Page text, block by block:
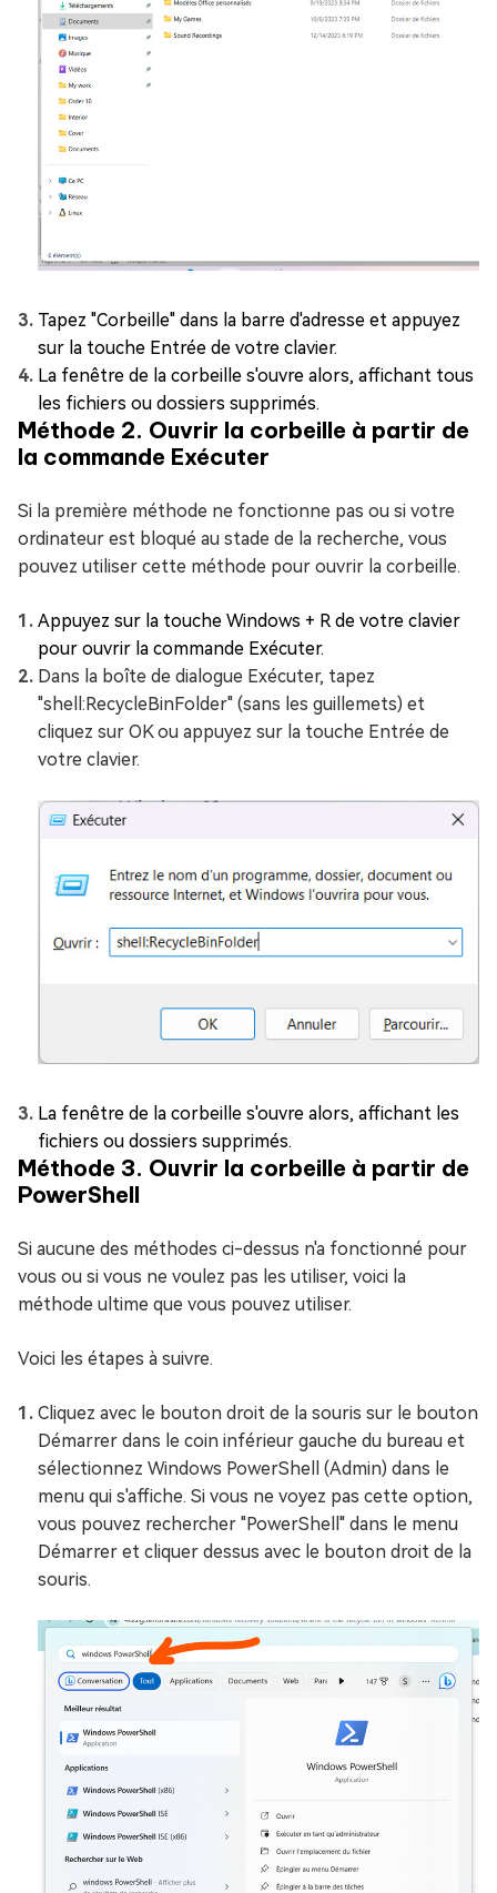
Tapez "Corbeille" dans la barre d'adresse et appuyez
sur la touche Entrée de votre clavier.
La fenêtre de la corbeille s'ouvre alors, affichant tous
les fichiers ou dossiers supprimés.
Méthode 2. Ouvrir la corbeille à partir de
la commande Exécuter
Si la première méthode ne fonctionne pas ou si votre
ordinateur est bloqué au stade de la recherche, vous
pouvez utiliser cette méthode pour ouvrir la corbeille.
Appuyez sur la touche Windows + R de votre clavier
pour ouvrir la commande Exécuter.
Dans la boîte de dialogue Exécuter, tapez
"shell:RecycleBinFolder" (sans les guillemets) et
cliquez sur OK ou appuyez sur la touche Entrée de
votre clavier.
La fenêtre de la corbeille s'ouvre alors, affichant les
fichiers ou dossiers supprimés.
Méthode 3. Ouvrir la corbeille à partir de
PowerShell
Si aucune des méthodes ci-dessus n'a fonctionné pour
vous ou si vous ne voulez pas les utiliser, voici la
méthode ultime que vous pouvez utiliser.
Voici les étapes à suivre.
Cliquez avec le bouton droit de la souris sur le bouton
Démarrer dans le coin inférieur gauche du bureau et
sélectionnez Windows PowerShell (Admin) dans le
menu qui s'affiche. Si vous ne voyez pas cette option,
vous pouvez rechercher "PowerShell" dans le menu
Démarrer et cliquer dessus avec le bouton droit de la
souris.